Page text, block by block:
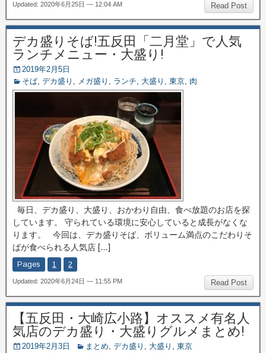
Read Post
Updated: 2020年6月25日 — 12:04 AM
デカ盛りそば!五反田「二月堂」で人気
ランチメニュー・大盛り!
2019年2月5日
そば, デカ盛り , メガ盛り , ランチ, 大盛り , 東京, 肉
毎日、デカ盛り、大盛り、おかわり自由、食べ放題のお店を探
しています。 守られている環境に安心していると成長がなくな
ります。 今回は、デカ盛りそば、ボリューム満点のこだわりそ
ばが食べられる人気店 […]
Pages 1 2
Read Post
Updated: 2020年6月24日 — 11:55 PM
【五反田・大崎広小路】オススメ有名人
気店のデカ盛り・大盛りグルメまとめ!
2019年2月3日 まとめ, デカ盛り , 大盛り , 東京